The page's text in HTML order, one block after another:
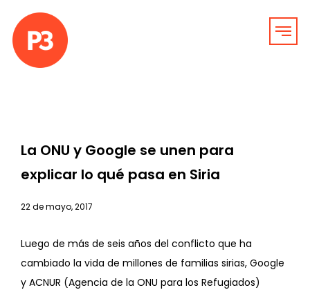
La ONU y Google se unen para
explicar lo qué pasa en Siria
22 de mayo, 2017
Luego de más de seis años del conflicto que ha
cambiado la vida de millones de familias sirias, Google
y ACNUR (Agencia de la ONU para los Refugiados)